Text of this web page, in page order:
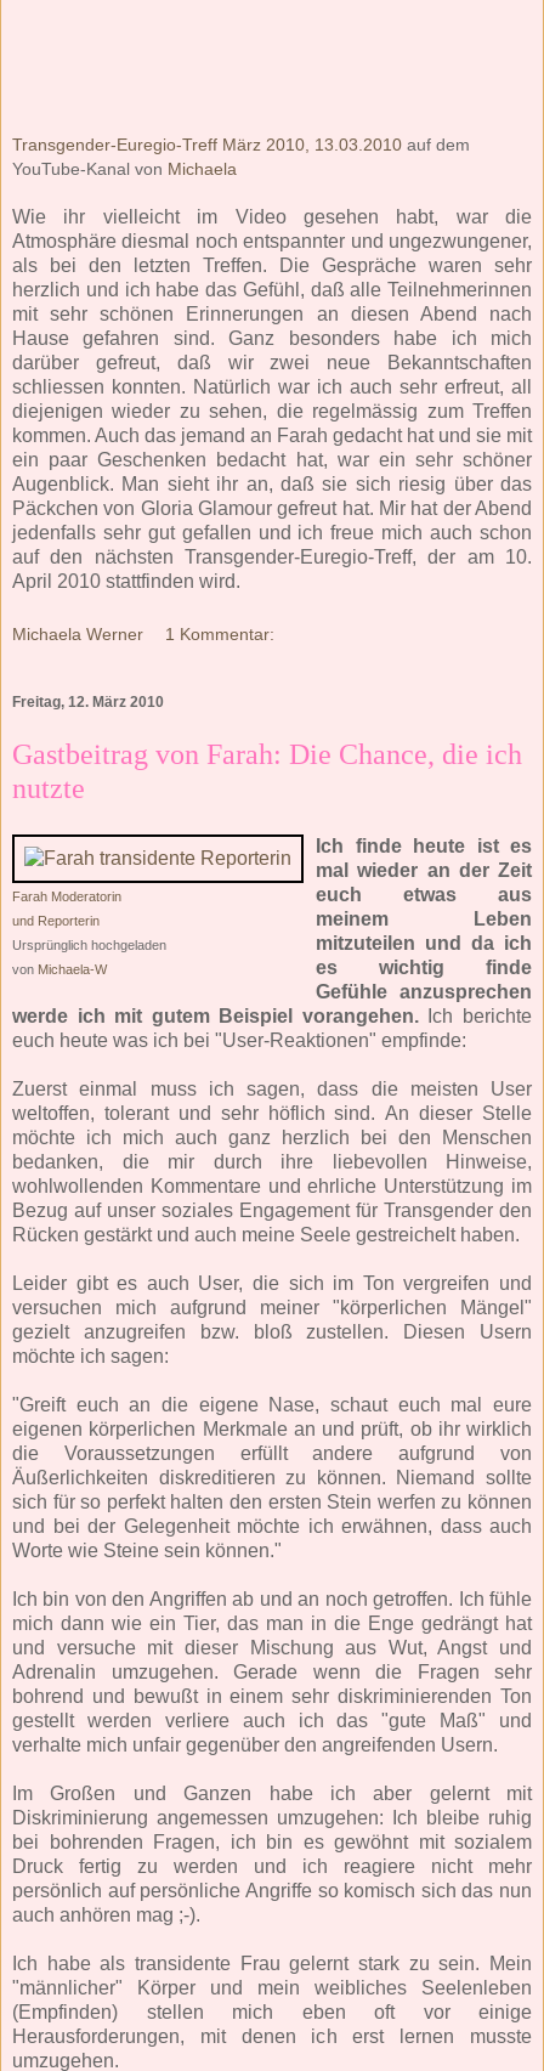
Transgender-Euregio-Treff März 2010, 13.03.2010 auf dem
YouTube-Kanal von Michaela
Wie ihr vielleicht im Video gesehen habt, war die
Atmosphäre diesmal noch entspannter und ungezwungener,
als bei den letzten Treffen. Die Gespräche waren sehr
herzlich und ich habe das Gefühl, daß alle Teilnehmerinnen
mit sehr schönen Erinnerungen an diesen Abend nach
Hause gefahren sind. Ganz besonders habe ich mich
darüber gefreut, daß wir zwei neue Bekanntschaften
schliessen konnten. Natürlich war ich auch sehr erfreut, all
diejenigen wieder zu sehen, die regelmässig zum Treffen
kommen. Auch das jemand an Farah gedacht hat und sie mit
ein paar Geschenken bedacht hat, war ein sehr schöner
Augenblick. Man sieht ihr an, daß sie sich riesig über das
Päckchen von Gloria Glamour gefreut hat. Mir hat der Abend
jedenfalls sehr gut gefallen und ich freue mich auch schon
auf den nächsten Transgender-Euregio-Treff, der am 10.
April 2010 stattfinden wird.
Michaela Werner 1 Kommentar:
Freitag, 12. März 2010
Gastbeitrag von Farah: Die Chance, die ich
nutzte
Farah Moderatorin
und Reporterin
Ursprünglich hochgeladen
von Michaela-W
Ich finde heute ist es
mal wieder an der Zeit
euch etwas aus
meinem Leben
mitzuteilen und da ich
es wichtig finde
Gefühle anzusprechen
werde ich mit gutem Beispiel vorangehen.Ich berichte
euch heute was ich bei "User-Reaktionen" empfinde:
Zuerst einmal muss ich sagen, dass die meisten User
weltoffen, tolerant und sehr höflich sind. An dieser Stelle
möchte ich mich auch ganz herzlich bei den Menschen
bedanken, die mir durch ihre liebevollen Hinweise,
wohlwollenden Kommentare und ehrliche Unterstützung im
Bezug auf unser soziales Engagement für Transgender den
Rücken gestärkt und auch meine Seele gestreichelt haben.
Leider gibt es auch User, die sich im Ton vergreifen und
versuchen mich aufgrund meiner "körperlichen Mängel"
gezielt anzugreifen bzw. bloß zustellen. Diesen Usern
möchte ich sagen:
"Greift euch an die eigene Nase, schaut euch mal eure
eigenen körperlichen Merkmale an und prüft, ob ihr wirklich
die Voraussetzungen erfüllt andere aufgrund von
Äußerlichkeiten diskreditieren zu können. Niemand sollte
sich für so perfekt halten den ersten Stein werfen zu können
und bei der Gelegenheit möchte ich erwähnen, dass auch
Worte wie Steine sein können."
Ich bin von den Angriffen ab und an noch getroffen. Ich fühle
mich dann wie ein Tier, das man in die Enge gedrängt hat
und versuche mit dieser Mischung aus Wut, Angst und
Adrenalin umzugehen. Gerade wenn die Fragen sehr
bohrend und bewußt in einem sehr diskriminierenden Ton
gestellt werden verliere auch ich das "gute Maß" und
verhalte mich unfair gegenüber den angreifenden Usern.
Im Großen und Ganzen habe ich aber gelernt mit
Diskriminierung angemessen umzugehen: Ich bleibe ruhig
bei bohrenden Fragen, ich bin es gewöhnt mit sozialem
Druck fertig zu werden und ich reagiere nicht mehr
persönlich auf persönliche Angriffe so komisch sich das nun
auch anhören mag ;-).
Ich habe als transidente Frau gelernt stark zu sein. Mein
"männlicher" Körper und mein weibliches Seelenleben
(Empfinden) stellen mich eben oft vor einige
Herausforderungen, mit denen ich erst lernen musste
umzugehen.